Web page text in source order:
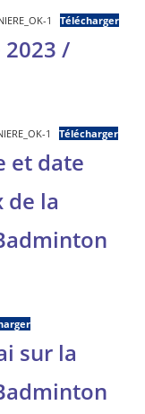
1 Télécharger
2023 /
1 Télécharger
et date
de la
sur la